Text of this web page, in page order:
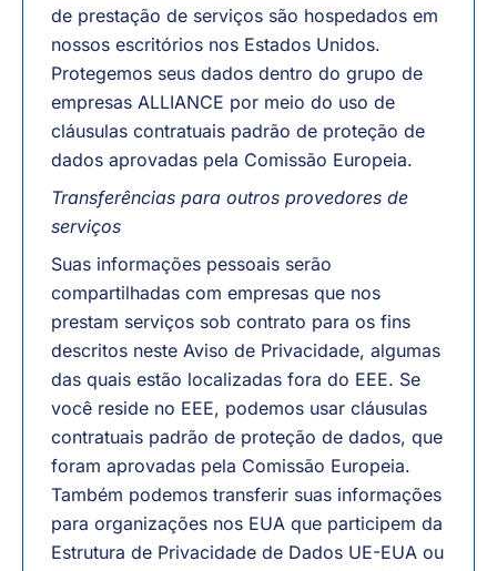
de prestação de serviços são hospedados em
nossos escritórios nos Estados Unidos.
Protegemos seus dados dentro do grupo de
empresas ALLIANCE por meio do uso de
cláusulas contratuais padrão de proteção de
dados aprovadas pela Comissão Europeia.
Transferências para outros provedores de
serviços
Suas informações pessoais serão
compartilhadas com empresas que nos
prestam serviços sob contrato para os fins
descritos neste Aviso de Privacidade, algumas
das quais estão localizadas fora do EEE. Se
você reside no EEE, podemos usar cláusulas
contratuais padrão de proteção de dados, que
foram aprovadas pela Comissão Europeia.
Também podemos transferir suas informações
para organizações nos EUA que participem da
Estrutura de Privacidade de Dados UE-EUA ou